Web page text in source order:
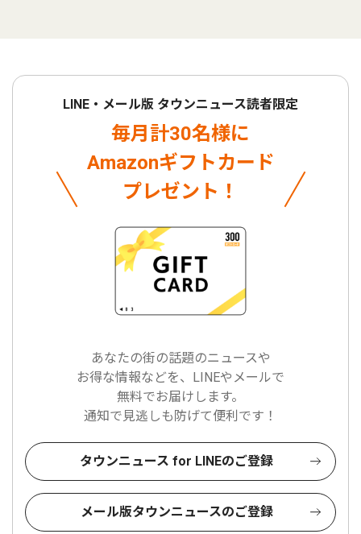
LINE・メール版 タウンニュース読者限定
毎月計30名様に
Amazonギフトカード
プレゼント！
あなたの街の話題のニュースや
お得な情報などを、LINEやメールで
無料でお届けします。
通知で見逃しも防げて便利です！
タウンニュース for LINEのご登録
メール版タウンニュースのご登録